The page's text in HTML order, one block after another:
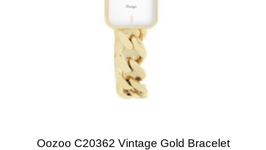
Oozoo C20362 Vintage Gold Bracelet